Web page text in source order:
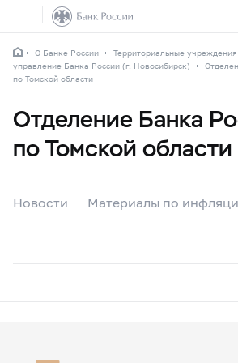
О Банке России Территориальные учреждения
управление Банка России (г. Новосибирск)
по Томской области
Отделение Банка
по Томской области
Новости Материалы по